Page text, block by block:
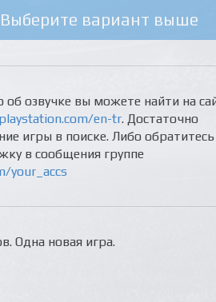
Выберите вариант выше
озвучке вы можете найти на
en-tr. Достаточно
игры в поиске. Либо
в сообщения группе
your_accs
Одна новая игра.